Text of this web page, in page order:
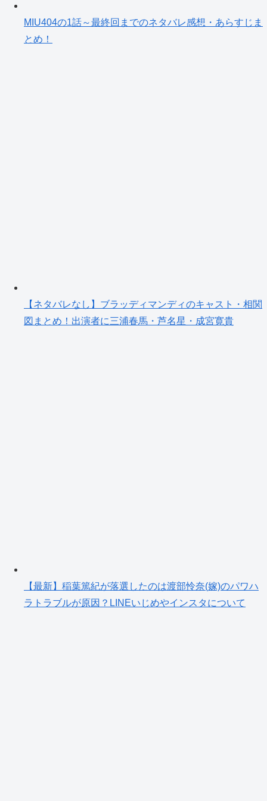
MIU404の1話～最終回までのネタバレ感想・あらすじま
とめ！
【ネタバレなし】ブラッディマンディのキャスト・相関
図まとめ！出演者に三浦春馬・芦名星・成宮寛貴
【最新】稲葉篤紀が落選したのは渡部怜奈(嫁)のパワハ
ラトラブルが原因？LINEいじめやインスタについて